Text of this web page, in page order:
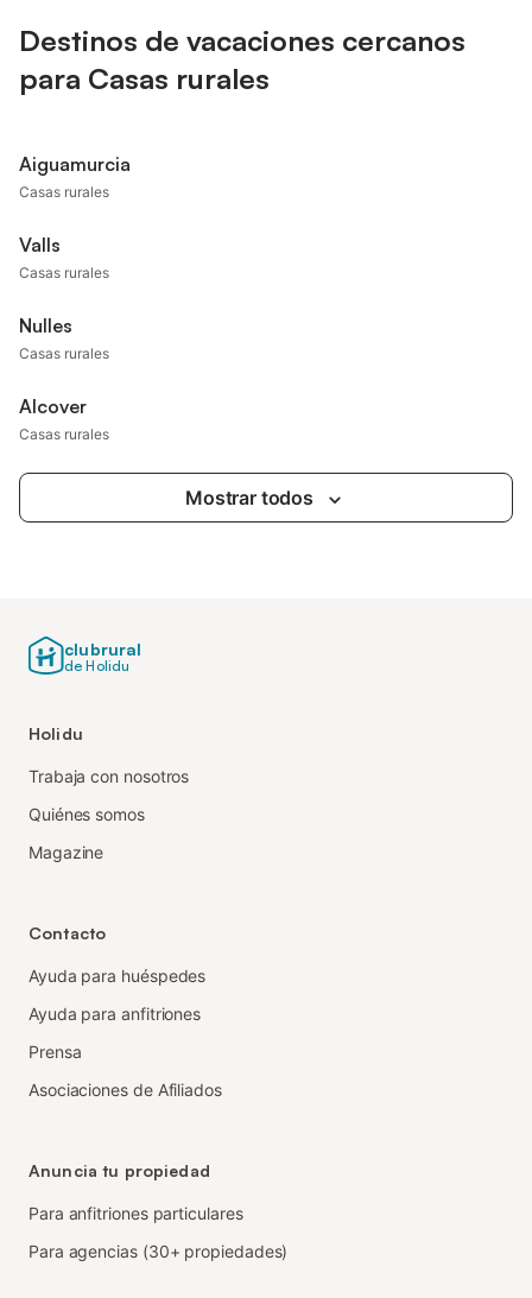
Destinos de vacaciones cercanos
para Casas rurales
Aiguamurcia
Casas rurales
Valls
Casas rurales
Nulles
Casas rurales
Alcover
Casas rurales
Mostrar todos
clubrural
de Holidu
Holidu
Trabaja con nosotros
Quiénes somos
Magazine
Contacto
Ayuda para huéspedes
Ayuda para anfitriones
Prensa
Asociaciones de Afiliados
Anuncia tu propiedad
Para anfitriones particulares
Para agencias (30+ propiedades)